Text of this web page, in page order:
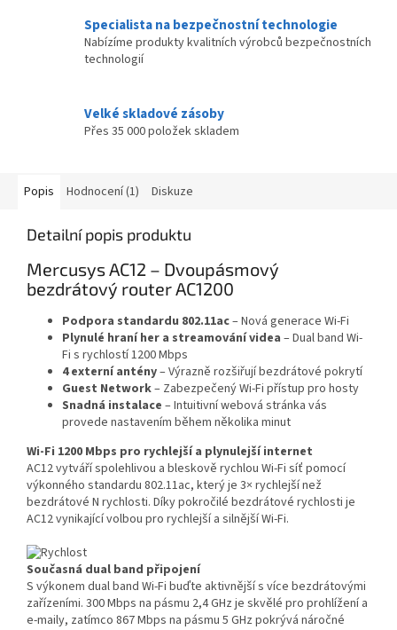
Specialista na bezpečnostní technologie
Nabízíme produkty kvalitních výrobců bezpečnostních
technologií
Velké skladové zásoby
Přes 35 000 položek skladem
Popis Hodnocení (1) Diskuze
Detailní popis produktu
Mercusys AC12 – Dvoupásmový
bezdrátový router AC1200
Podpora standardu 802.11ac– Nová generace Wi-Fi
Plynulé hraní her a streamování videa – Dual band Wi-
Fi s rychlostí 1200 Mbps
4 externí antény– Výrazně rozšiřují bezdrátové pokrytí
Guest Network– Zabezpečený Wi-Fi přístup pro hosty
Snadná instalace – Intuitivní webová stránka vás
provede nastavením během několika minut
Wi-Fi 1200 Mbps pro rychlejší a plynulejší internet
AC12 vytváří spolehlivou a bleskově rychlou Wi-Fi síť pomocí
výkonného standardu 802.11ac, který je 3× rychlejší než
bezdrátové N rychlosti. Díky pokročilé bezdrátové rychlosti je
AC12 vynikající volbou pro rychlejší a silnější Wi-Fi.
Současná dual band připojení
S výkonem dual band Wi-Fi buďte aktivnější s více bezdrátovými
zařízeními. 300 Mbps na pásmu 2,4 GHz je skvělé pro prohlížení a
e-maily, zatímco 867 Mbps na pásmu 5 GHz pokrývá náročné